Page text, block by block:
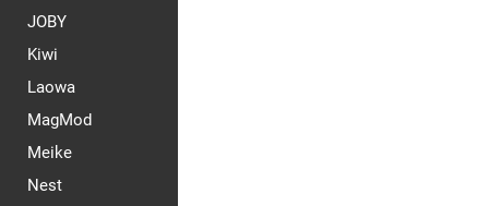
JOBY
Kiwi
Laowa
MagMod
Meike
Nest